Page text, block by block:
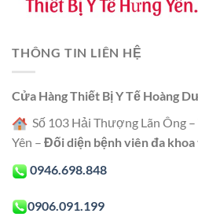
THÔNG TIN LIÊN HỆ
Cửa Hàng Thiết Bị Y Tế Hoàng
Số 103 Hải Thượng Lãn Ông
Yên – Đối diện bệnh viên đa
0946.698.848
0906.091.199